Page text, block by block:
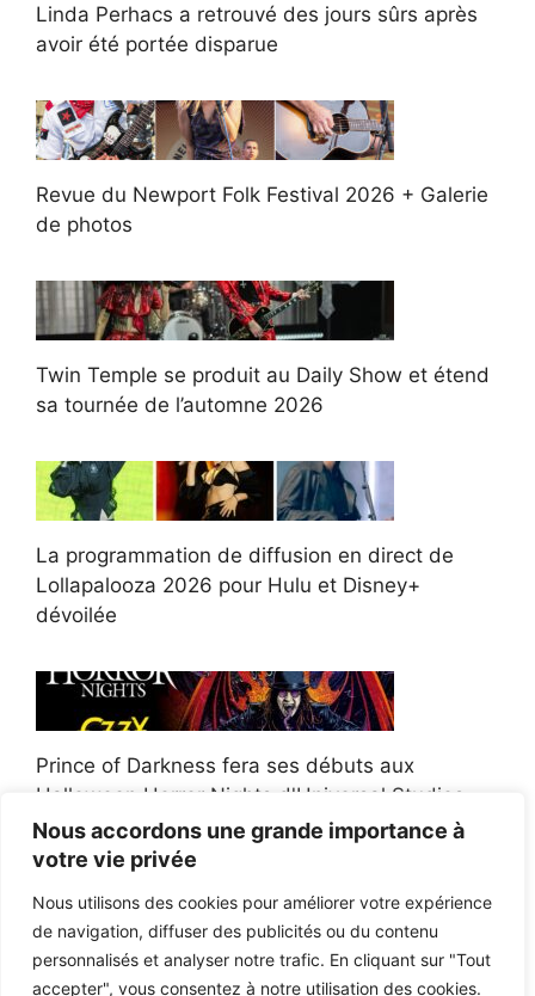
Nous accordons une grande importance à
votre vie privée
Nous utilisons des cookies pour améliorer votre expérience
de navigation, diffuser des publicités ou du contenu
personnalisés et analyser notre trafic. En cliquant sur "Tout
accepter", vous consentez à notre utilisation des cookies.
Linda Perhacs a retrouvé des jours sûrs après
avoir été portée disparue
Revue du Newport Folk Festival 2026 + Galerie
de photos
Twin Temple se produit au Daily Show et étend
sa tournée de l’automne 2026
La programmation de diffusion en direct de
Lollapalooza 2026 pour Hulu et Disney+
dévoilée
Prince of Darkness fera ses débuts aux
Halloween Horror Nights d'Universal Studios
Afroman poursuit un policier de l'Ohio après la
victoire du jury en diffamation